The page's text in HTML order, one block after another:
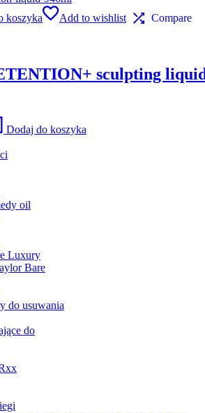
koszyka Add to wishlist Compare
sculpting liquid
Dodaj do koszyka
oil
Luxury
Bare
do usuwania
do